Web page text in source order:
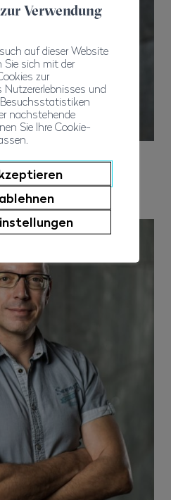
Verwendung
auf dieser Website
Sie sich mit der
zur
Nutzererlebnisses und
nachstehende
Sie Ihre Cookie-